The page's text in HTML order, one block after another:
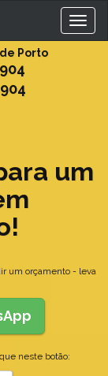
Toggle
Porto
um
um orçamento - leva
neste botão: